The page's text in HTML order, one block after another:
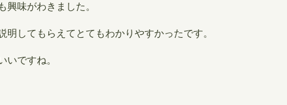
興味がわきました。
明してもらえてとてもわかりやすかったです。
いですね。